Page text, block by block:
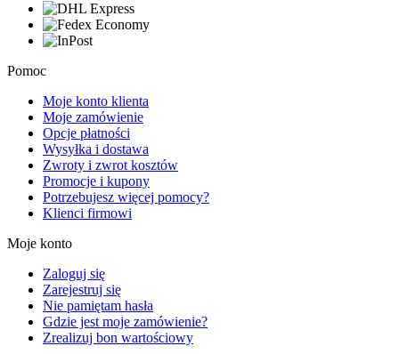
Pomoc
Moje konto klienta
Moje zamówienie
Opcje płatności
Wysyłka i dostawa
Zwroty i zwrot kosztów
Promocje i kupony
Potrzebujesz więcej pomocy?
Klienci firmowi
Moje konto
Zaloguj się
Zarejestruj się
Nie pamiętam hasła
Gdzie jest moje zamówienie?
Zrealizuj bon wartościowy